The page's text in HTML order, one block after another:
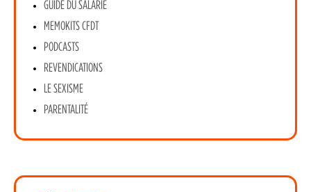
GUIDE DU SALARIÉ
MEMOKITS CFDT
PODCASTS
REVENDICATIONS
LE SEXISME
PARENTALITÉ